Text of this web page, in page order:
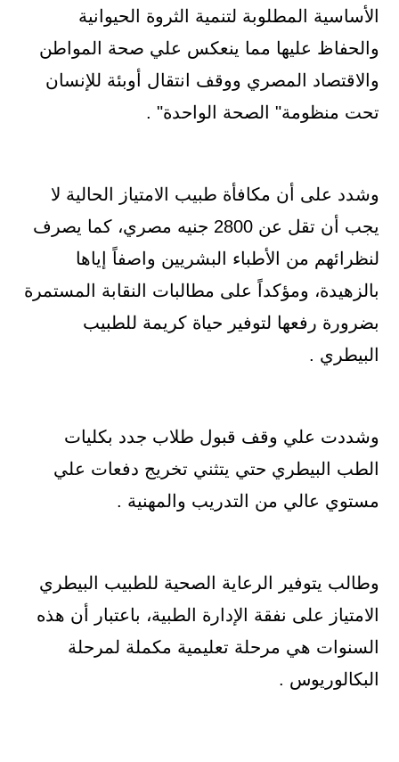
الأساسية المطلوبة لتنمية الثروة الحيوانية
والحفاظ عليها مما ينعكس علي صحة المواطن
والاقتصاد المصري ووقف انتقال أوبئة للإنسان
تحت منظومة" الصحة الواحدة" .
وشدد على أن مكافأة طبيب الامتياز الحالية لا
يجب أن تقل عن 2800 جنيه مصري، كما يصرف
لنظرائهم من الأطباء البشريين واصفاً إياها
بالزهيدة، ومؤكداً على مطالبات النقابة المستمرة
بضرورة رفعها لتوفير حياة كريمة للطبيب
البيطري .
وشددت علي وقف قبول طلاب جدد بكليات
الطب البيطري حتي يتثني تخريج دفعات علي
مستوي عالي من التدريب والمهنية .
وطالب يتوفير الرعاية الصحية للطبيب البيطري
الامتياز على نفقة الإدارة الطبية، باعتبار أن هذه
السنوات هي مرحلة تعليمية مكملة لمرحلة
البكالوريوس .